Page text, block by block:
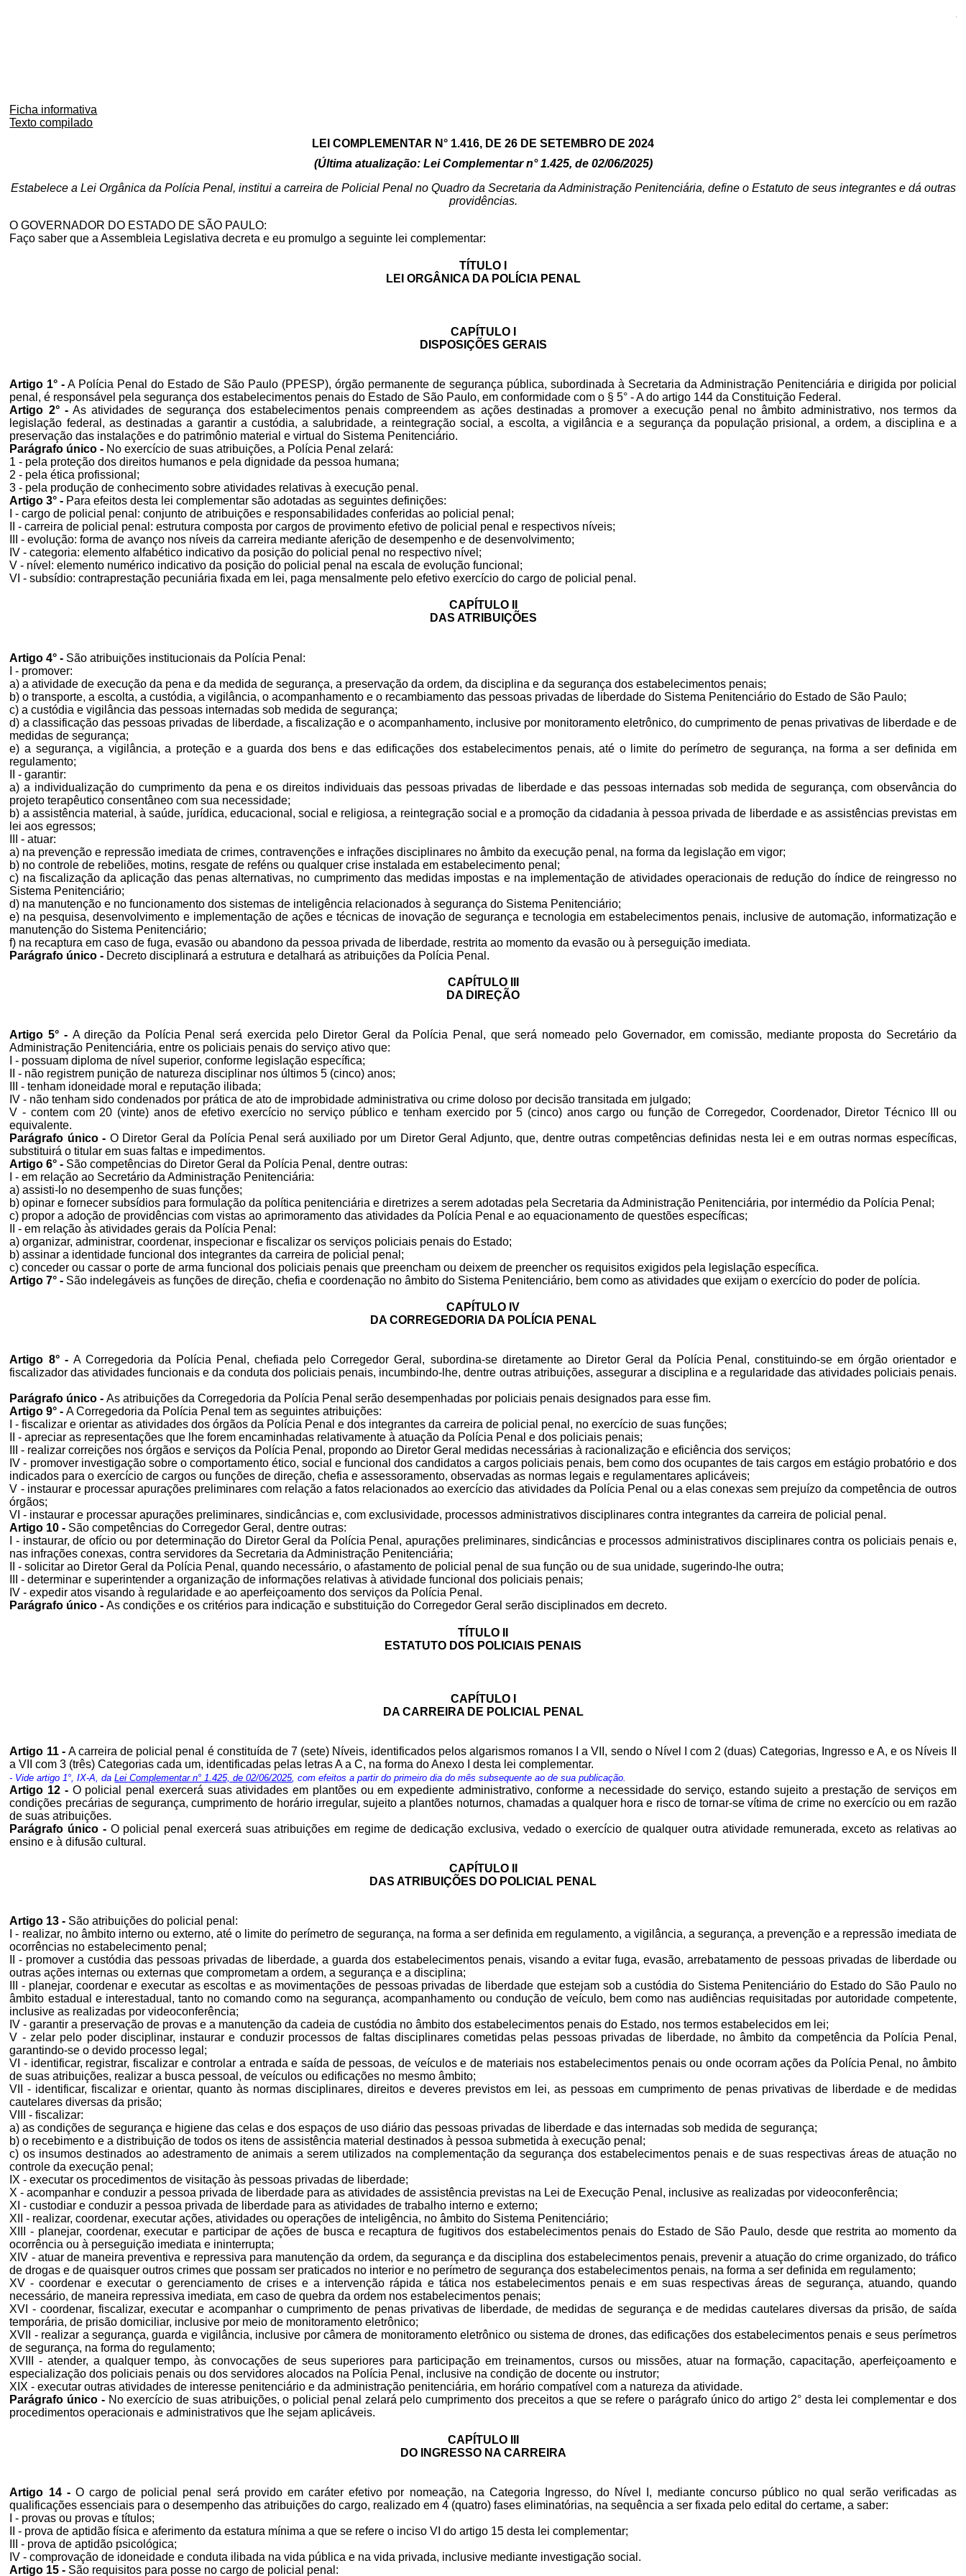
Ficha informativa
Texto compilado
LEI COMPLEMENTAR N° 1.416, DE 26 DE SETEMBRO DE 2024
(Última atualização: Lei Complementar n° 1.425, de 02/06/2025)
Estabelece a Lei Orgânica da Polícia Penal, institui a carreira de Policial Penal no Quadro da Secretaria da Administração Penitenciária, define o Estatuto de seus integrantes e dá outras
providências.
O GOVERNADOR DO ESTADO DE SÃO PAULO:
Faço saber que a Assembleia Legislativa decreta e eu promulgo a seguinte lei complementar:
TÍTULO I
LEI ORGÂNICA DA POLÍCIA PENAL
CAPÍTULO I
DISPOSIÇÕES GERAIS
Artigo 1° - A Polícia Penal do Estado de São Paulo (PPESP), órgão permanente de segurança pública, subordinada à Secretaria da Administração Penitenciária e dirigida por policial
penal, é responsável pela segurança dos estabelecimentos penais do Estado de São Paulo, em conformidade com o § 5° - A do artigo 144 da Constituição Federal.
Artigo 2° -As atividades de segurança dos estabelecimentos penais compreendem as ações destinadas a promover a execução penal no âmbito administrativo, nos termos da
legislação federal, as destinadas a garantir a custódia, a salubridade, a reintegração social, a escolta, a vigilância e a segurança da população prisional, a ordem, a disciplina e a
preservação das instalações e do patrimônio material e virtual do Sistema Penitenciário.
Parágrafo único - No exercício de suas atribuições, a Polícia Penal zelará:
1 - pela proteção dos direitos humanos e pela dignidade da pessoa humana;
2 - pela ética profissional;
3 - pela produção de conhecimento sobre atividades relativas à execução penal.
Artigo 3° - Para efeitos desta lei complementar são adotadas as seguintes definições:
I - cargo de policial penal: conjunto de atribuições e responsabilidades conferidas ao policial penal;
II - carreira de policial penal: estrutura composta por cargos de provimento efetivo de policial penal e respectivos níveis;
III - evolução: forma de avanço nos níveis da carreira mediante aferição de desempenho e de desenvolvimento;
IV - categoria: elemento alfabético indicativo da posição do policial penal no respectivo nível;
V - nível: elemento numérico indicativo da posição do policial penal na escala de evolução funcional;
VI - subsídio: contraprestação pecuniária fixada em lei, paga mensalmente pelo efetivo exercício do cargo de policial penal.
CAPÍTULO II
DAS ATRIBUIÇÕES
Artigo 4° - São atribuições institucionais da Polícia Penal:
I - promover:
a) a atividade de execução da pena e da medida de segurança, a preservação da ordem, da disciplina e da segurança dos estabelecimentos penais;
b) o transporte, a escolta, a custódia, a vigilância, o acompanhamento e o recambiamento das pessoas privadas de liberdade do Sistema Penitenciário do Estado de São Paulo;
c) a custódia e vigilância das pessoas internadas sob medida de segurança;
d) a classificação das pessoas privadas de liberdade, a fiscalização e o acompanhamento, inclusive por monitoramento eletrônico, do cumprimento de penas privativas de liberdade e de
medidas de segurança;
e) a segurança, a vigilância, a proteção e a guarda dos bens e das edificações dos estabelecimentos penais, até o limite do perímetro de segurança, na forma a ser definida em
regulamento;
II - garantir:
a) a individualização do cumprimento da pena e os direitos individuais das pessoas privadas de liberdade e das pessoas internadas sob medida de segurança, com observância do
projeto terapêutico consentâneo com sua necessidade;
b) a assistência material, à saúde, jurídica, educacional, social e religiosa, a reintegração social e a promoção da cidadania à pessoa privada de liberdade e as assistências previstas em
lei aos egressos;
III - atuar:
a) na prevenção e repressão imediata de crimes, contravenções e infrações disciplinares no âmbito da execução penal, na forma da legislação em vigor;
b) no controle de rebeliões, motins, resgate de reféns ou qualquer crise instalada em estabelecimento penal;
c) na fiscalização da aplicação das penas alternativas, no cumprimento das medidas impostas e na implementação de atividades operacionais de redução do índice de reingresso no
Sistema Penitenciário;
d) na manutenção e no funcionamento dos sistemas de inteligência relacionados à segurança do Sistema Penitenciário;
e) na pesquisa, desenvolvimento e implementação de ações e técnicas de inovação de segurança e tecnologia em estabelecimentos penais, inclusive de automação, informatização e
manutenção do Sistema Penitenciário;
f) na recaptura em caso de fuga, evasão ou abandono da pessoa privada de liberdade, restrita ao momento da evasão ou à perseguição imediata.
Parágrafo único - Decreto disciplinará a estrutura e detalhará as atribuições da Polícia Penal.
CAPÍTULO III
DA DIREÇÃO
Artigo 5° - A direção da Polícia Penal será exercida pelo Diretor Geral da Polícia Penal, que será nomeado pelo Governador, em comissão, mediante proposta do Secretário da
Administração Penitenciária, entre os policiais penais do serviço ativo que:
I - possuam diploma de nível superior, conforme legislação específica;
II - não registrem punição de natureza disciplinar nos últimos 5 (cinco) anos;
III - tenham idoneidade moral e reputação ilibada;
IV - não tenham sido condenados por prática de ato de improbidade administrativa ou crime doloso por decisão transitada em julgado;
V - contem com 20 (vinte) anos de efetivo exercício no serviço público e tenham exercido por 5 (cinco) anos cargo ou função de Corregedor, Coordenador, Diretor Técnico III ou
equivalente.
Parágrafo único - O Diretor Geral da Polícia Penal será auxiliado por um Diretor Geral Adjunto, que, dentre outras competências definidas nesta lei e em outras normas específicas,
substituirá o titular em suas faltas e impedimentos.
Artigo 6° - São competências do Diretor Geral da Polícia Penal, dentre outras:
I - em relação ao Secretário da Administração Penitenciária:
a) assisti-lo no desempenho de suas funções;
b) opinar e fornecer subsídios para formulação da política penitenciária e diretrizes a serem adotadas pela Secretaria da Administração Penitenciária, por intermédio da Polícia Penal;
c) propor a adoção de providências com vistas ao aprimoramento das atividades da Polícia Penal e ao equacionamento de questões específicas;
II - em relação às atividades gerais da Polícia Penal:
a) organizar, administrar, coordenar, inspecionar e fiscalizar os serviços policiais penais do Estado;
b) assinar a identidade funcional dos integrantes da carreira de policial penal;
c) conceder ou cassar o porte de arma funcional dos policiais penais que preencham ou deixem de preencher os requisitos exigidos pela legislação específica.
Artigo 7° - São indelegáveis as funções de direção, chefia e coordenação no âmbito do Sistema Penitenciário, bem como as atividades que exijam o exercício do poder de polícia.
CAPÍTULO IV
DA CORREGEDORIA DA POLÍCIA PENAL
Artigo 8° - A Corregedoria da Polícia Penal, chefiada pelo Corregedor Geral, subordina-se diretamente ao Diretor Geral da Polícia Penal, constituindo-se em órgão orientador e
fiscalizador das atividades funcionais e da conduta dos policiais penais, incumbindo-lhe, dentre outras atribuições, assegurar a disciplina e a regularidade das atividades policiais penais.
Parágrafo único -As atribuições da Corregedoria da Polícia Penal serão desempenhadas por policiais penais designados para esse fim.
Artigo 9° -A Corregedoria da Polícia Penal tem as seguintes atribuições:
I - fiscalizar e orientar as atividades dos órgãos da Polícia Penal e dos integrantes da carreira de policial penal, no exercício de suas funções;
II - apreciar as representações que lhe forem encaminhadas relativamente à atuação da Polícia Penal e dos policiais penais;
III - realizar correições nos órgãos e serviços da Polícia Penal, propondo ao Diretor Geral medidas necessárias à racionalização e eficiência dos serviços;
IV - promover investigação sobre o comportamento ético, social e funcional dos candidatos a cargos policiais penais, bem como dos ocupantes de tais cargos em estágio probatório e dos
indicados para o exercício de cargos ou funções de direção, chefia e assessoramento, observadas as normas legais e regulamentares aplicáveis;
V - instaurar e processar apurações preliminares com relação a fatos relacionados ao exercício das atividades da Polícia Penal ou a elas conexas sem prejuízo da competência de outros
órgãos;
VI - instaurar e processar apurações preliminares, sindicâncias e, com exclusividade, processos administrativos disciplinares contra integrantes da carreira de policial penal.
Artigo 10 - São competências do Corregedor Geral, dentre outras:
I - instaurar, de ofício ou por determinação do Diretor Geral da Polícia Penal, apurações preliminares, sindicâncias e processos administrativos disciplinares contra os policiais penais e,
nas infrações conexas, contra servidores da Secretaria da Administração Penitenciária;
II - solicitar ao Diretor Geral da Polícia Penal, quando necessário, o afastamento de policial penal de sua função ou de sua unidade, sugerindo-lhe outra;
III - determinar e superintender a organização de informações relativas à atividade funcional dos policiais penais;
IV - expedir atos visando à regularidade e ao aperfeiçoamento dos serviços da Polícia Penal.
Parágrafo único -As condições e os critérios para indicação e substituição do Corregedor Geral serão disciplinados em decreto.
TÍTULO II
ESTATUTO DOS POLICIAIS PENAIS
CAPÍTULO I
DA CARREIRA DE POLICIAL PENAL
Artigo 11 - A carreira de policial penal é constituída de 7 (sete) Níveis, identificados pelos algarismos romanos I a VII, sendo o Nível I com 2 (duas) Categorias, Ingresso e A, e os Níveis II
a VII com 3 (três) Categorias cada um, identificadas pelas letras A a C, na forma do Anexo I desta lei complementar.
- Vide artigo 1°, IX-A, daLei Complementar n° 1.425, de 02/06/2025, com efeitos a partir do primeiro dia do mês subsequente ao de sua publicação.
Artigo 12 - O policial penal exercerá suas atividades em plantões ou em expediente administrativo, conforme a necessidade do serviço, estando sujeito a prestação de serviços em
condições precárias de segurança, cumprimento de horário irregular, sujeito a plantões noturnos, chamadas a qualquer hora e risco de tornar-se vítima de crime no exercício ou em razão
de suas atribuições.
Parágrafo único - O policial penal exercerá suas atribuições em regime de dedicação exclusiva, vedado o exercício de qualquer outra atividade remunerada, exceto as relativas ao
ensino e à difusão cultural.
CAPÍTULO II
DAS ATRIBUIÇÕES DO POLICIAL PENAL
Artigo 13 - São atribuições do policial penal:
I - realizar, no âmbito interno ou externo, até o limite do perímetro de segurança, na forma a ser definida em regulamento, a vigilância, a segurança, a prevenção e a repressão imediata de
ocorrências no estabelecimento penal;
II - promover a custódia das pessoas privadas de liberdade, a guarda dos estabelecimentos penais, visando a evitar fuga, evasão, arrebatamento de pessoas privadas de liberdade ou
outras ações internas ou externas que comprometam a ordem, a segurança e a disciplina;
III - planejar, coordenar e executar as escoltas e as movimentações de pessoas privadas de liberdade que estejam sob a custódia do Sistema Penitenciário do Estado do São Paulo no
âmbito estadual e interestadual, tanto no comando como na segurança, acompanhamento ou condução de veículo, bem como nas audiências requisitadas por autoridade competente,
inclusive as realizadas por videoconferência;
IV - garantir a preservação de provas e a manutenção da cadeia de custódia no âmbito dos estabelecimentos penais do Estado, nos termos estabelecidos em lei;
V - zelar pelo poder disciplinar, instaurar e conduzir processos de faltas disciplinares cometidas pelas pessoas privadas de liberdade, no âmbito da competência da Polícia Penal,
garantindo-se o devido processo legal;
VI - identificar, registrar, fiscalizar e controlar a entrada e saída de pessoas, de veículos e de materiais nos estabelecimentos penais ou onde ocorram ações da Polícia Penal, no âmbito
de suas atribuições, realizar a busca pessoal, de veículos ou edificações no mesmo âmbito;
VII - identificar, fiscalizar e orientar, quanto às normas disciplinares, direitos e deveres previstos em lei, as pessoas em cumprimento de penas privativas de liberdade e de medidas
cautelares diversas da prisão;
VIII - fiscalizar:
a) as condições de segurança e higiene das celas e dos espaços de uso diário das pessoas privadas de liberdade e das internadas sob medida de segurança;
b) o recebimento e a distribuição de todos os itens de assistência material destinados à pessoa submetida à execução penal;
c) os insumos destinados ao adestramento de animais a serem utilizados na complementação da segurança dos estabelecimentos penais e de suas respectivas áreas de atuação no
controle da execução penal;
IX - executar os procedimentos de visitação às pessoas privadas de liberdade;
X - acompanhar e conduzir a pessoa privada de liberdade para as atividades de assistência previstas na Lei de Execução Penal, inclusive as realizadas por videoconferência;
XI - custodiar e conduzir a pessoa privada de liberdade para as atividades de trabalho interno e externo;
XII - realizar, coordenar, executar ações, atividades ou operações de inteligência, no âmbito do Sistema Penitenciário;
XIII - planejar, coordenar, executar e participar de ações de busca e recaptura de fugitivos dos estabelecimentos penais do Estado de São Paulo, desde que restrita ao momento da
ocorrência ou à perseguição imediata e ininterrupta;
XIV - atuar de maneira preventiva e repressiva para manutenção da ordem, da segurança e da disciplina dos estabelecimentos penais, prevenir a atuação do crime organizado, do tráfico
de drogas e de quaisquer outros crimes que possam ser praticados no interior e no perímetro de segurança dos estabelecimentos penais, na forma a ser definida em regulamento;
XV - coordenar e executar o gerenciamento de crises e a intervenção rápida e tática nos estabelecimentos penais e em suas respectivas áreas de segurança, atuando, quando
necessário, de maneira repressiva imediata, em caso de quebra da ordem nos estabelecimentos penais;
XVI - coordenar, fiscalizar, executar e acompanhar o cumprimento de penas privativas de liberdade, de medidas de segurança e de medidas cautelares diversas da prisão, de saída
temporária, de prisão domiciliar, inclusive por meio de monitoramento eletrônico;
XVII - realizar a segurança, guarda e vigilância, inclusive por câmera de monitoramento eletrônico ou sistema de drones, das edificações dos estabelecimentos penais e seus perímetros
de segurança, na forma do regulamento;
XVIII - atender, a qualquer tempo, às convocações de seus superiores para participação em treinamentos, cursos ou missões, atuar na formação, capacitação, aperfeiçoamento e
especialização dos policiais penais ou dos servidores alocados na Polícia Penal, inclusive na condição de docente ou instrutor;
XIX - executar outras atividades de interesse penitenciário e da administração penitenciária, em horário compatível com a natureza da atividade.
Parágrafo único - No exercício de suas atribuições, o policial penal zelará pelo cumprimento dos preceitos a que se refere o parágrafo único do artigo 2° desta lei complementar e dos
procedimentos operacionais e administrativos que lhe sejam aplicáveis.
CAPÍTULO III
DO INGRESSO NA CARREIRA
Artigo 14 - O cargo de policial penal será provido em caráter efetivo por nomeação, na Categoria Ingresso, do Nível I, mediante concurso público no qual serão verificadas as
qualificações essenciais para o desempenho das atribuições do cargo, realizado em 4 (quatro) fases eliminatórias, na sequência a ser fixada pelo edital do certame, a saber:
I - provas ou provas e títulos;
II - prova de aptidão física e aferimento da estatura mínima a que se refere o inciso VI do artigo 15 desta lei complementar;
III - prova de aptidão psicológica;
IV - comprovação de idoneidade e conduta ilibada na vida pública e na vida privada, inclusive mediante investigação social.
Artigo 15 - São requisitos para posse no cargo de policial penal: